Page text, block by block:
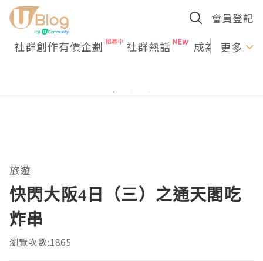
會員登記
社群創作有價企劃 社群熱話 成為U更多
旅遊
快閃大阪4日（三）之通天閣吃
炸串
瀏覽次數:1865